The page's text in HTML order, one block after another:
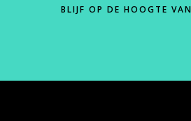
BLIJF OP DE HOOGTE